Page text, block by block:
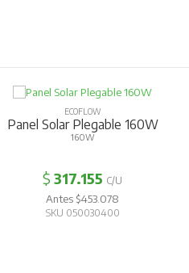
ECOFLOW
Panel Solar Plegable 160W
160W
$317.155 C/U
Antes $453.078
SKU 050030400